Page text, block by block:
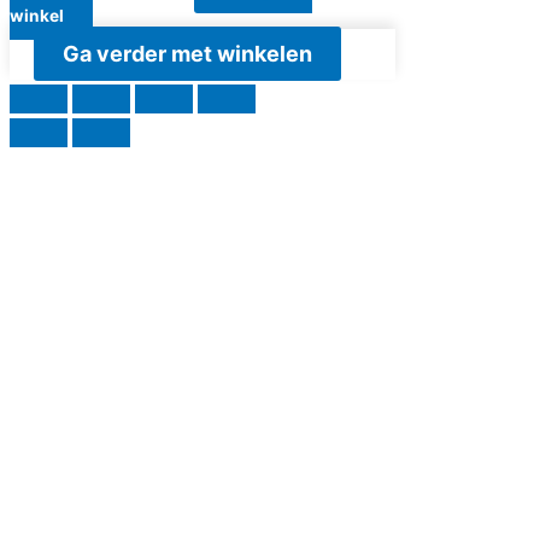
winkel
Ga verder met winkelen